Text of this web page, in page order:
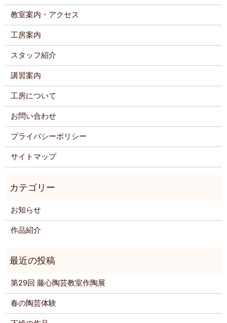
教室案内・アクセス
工房案内
スタッフ紹介
講習案内
工房について
お問い合わせ
プライバシーポリシー
サイトマップ
お知らせ
作品紹介
第29回 藤心陶芸教室作陶展
春の陶芸体験